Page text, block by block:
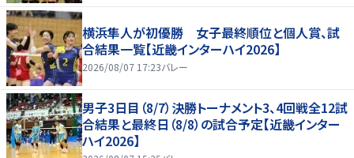
横浜隼人が初優勝 女子最終順位と個人賞、試
合結果一覧【近畿インターハイ2026】
2026/08/07 17:23バレー
男子3日目（8/7）決勝トーナメント3、4回戦全12試
合結果と最終日（8/8）の試合予定【近畿インター
ハイ2026】